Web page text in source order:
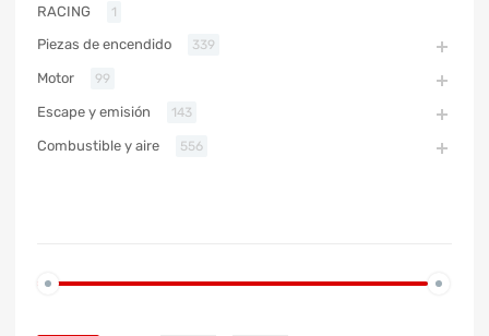
RACING 1
Piezas de encendido 339
Motor 99
Escape y emisión 143
Combustible y aire 556